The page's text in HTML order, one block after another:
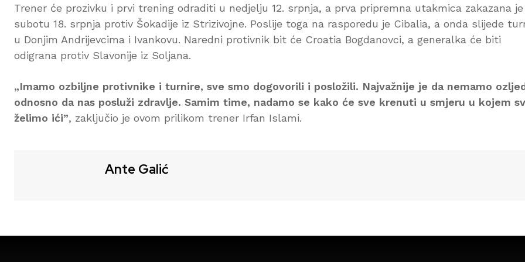
Trener će prozivku i prvi trening odraditi u nedjelju 12. srpnja, a prva pripremna utakmica zakazana je
subotu 18. srpnja protiv Šokadije iz Strizivojne. Poslije toga na rasporedu je Cibalia, a onda slijede
u Donjim Andrijevcima i Ivankovu. Naredni protivnik bit će Croatia Bogdanovci, a generalka će biti
odigrana protiv Slavonije iz Soljana.
„Imamo ozbiljne protivnike i turnire, sve smo dogovorili i posložili. Najvažnije je da nemamo
odnosno da nas posluži zdravlje. Samim time, nadamo se kako će sve krenuti u smjeru u kojem
želimo ići”, zaključio je ovom prilikom trener Irfan Islami.
Ante Galić